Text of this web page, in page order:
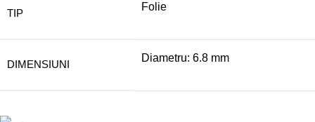
TIP
Folie
DIMENSIUNI
Diametru: 6.8 mm